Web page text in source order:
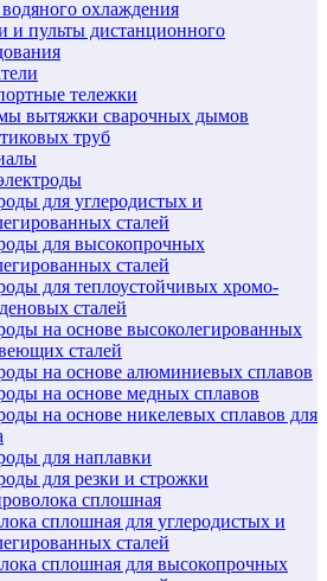
охлаждения
и пульты дистанционного
тележки
вытяжки сварочных дымов
труб
для углеродистых и
сталей
для высокопрочных
сталей
для теплоустойчивых хромо-
сталей
на основе высоколегированных
сталей
на основе алюминиевых сплавов
на основе медных сплавов
на основе никелевых сплавов для
для наплавки
для резки и строжки
сплошная
сплошная для углеродистых и
сталей
сплошная для высокопрочных